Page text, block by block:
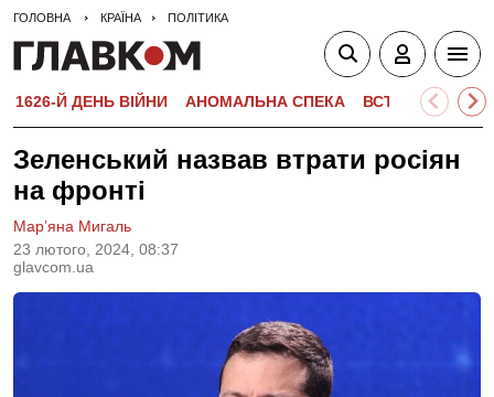
ГОЛОВНА КРАЇНА ПОЛІТИКА
1626-Й ДЕНЬ ВІЙНИ АНОМАЛЬНА СПЕКА ВСТУПНА
Зеленський назвав втрати росіян
на фронті
23 лютого, 2024, 08:37
glavcom.ua
Мар’яна Мигаль